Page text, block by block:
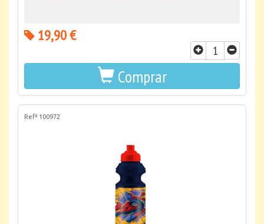
19,90 €
Comprar
Refª 100972